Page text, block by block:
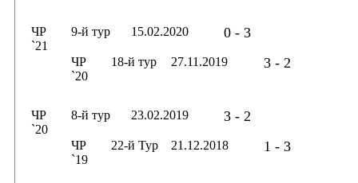
ЧР
`21
9-й тур 15.02.2020 0 - 3
ЧР
`20
18-й тур 27.11.2019 3 - 2
ЧР
`20
8-й тур 23.02.2019 3 - 2
ЧР
`19
22-й Тур 21.12.2018 1 - 3